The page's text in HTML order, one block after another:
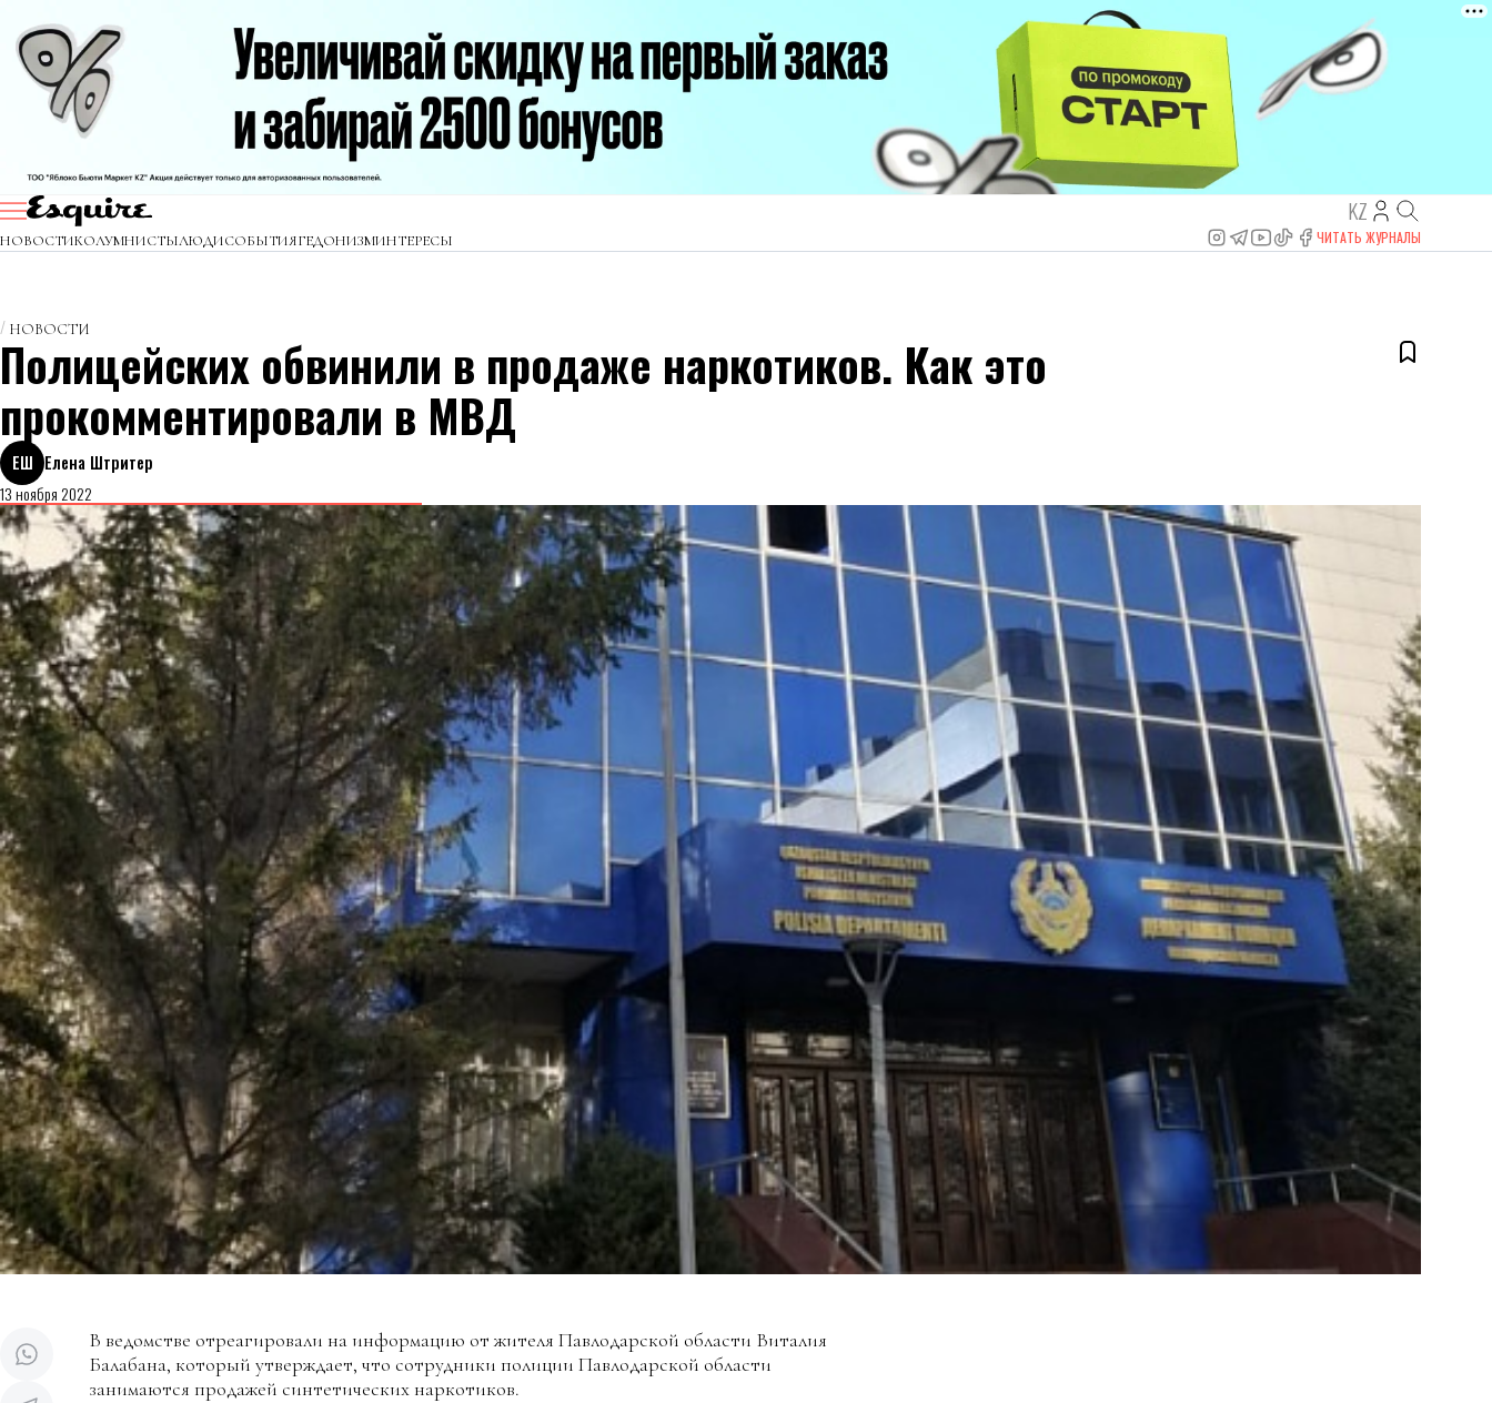
KZ
НОВОСТИКОЛУМНИСТЫЛЮДИСОБЫТИЯГЕДОНИЗМИНТЕРЕСЫ ЧИТАТЬ ЖУРНАЛЫ
НОВОСТИ
Полицейских обвинили в продаже наркотиков. Как это
прокомментировали в МВД
ЕШ Елена Штритер
13 ноября 2022
В ведомстве отреагировали на информацию от жителя Павлодарской области Виталия
Балабана, который утверждает, что сотрудники полиции Павлодарской области
занимаются продажей синтетических наркотиков.